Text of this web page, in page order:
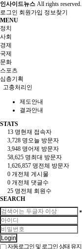
인사이드뉴스 All rights reserved.
로그인 회원가입 정보찾기
MENU
정치
사회
경제
국제
문화
스포츠
심층기획
고충처리인
제도안내
결과안내
STATS
13 명현재 접속자
3,728 명오늘 방문자
3,948 명어제 방문자
58,625 명최대 방문자
1,626,857 명전체 방문자
0 개 전체 게시물
0 개 전체 댓글수
25 명전체 회원수
SEARCH
Login
자동로그인 및 로그인 상태 유지